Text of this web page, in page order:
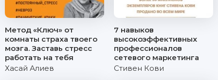
Метод «Ключ» от
комнаты страха твоего
мозга. Заставь стресс
работать на тебя
Хасай Алиев
7 навыков
высокоэффективных
профессионалов
сетевого маркетинга
Стивен Кови